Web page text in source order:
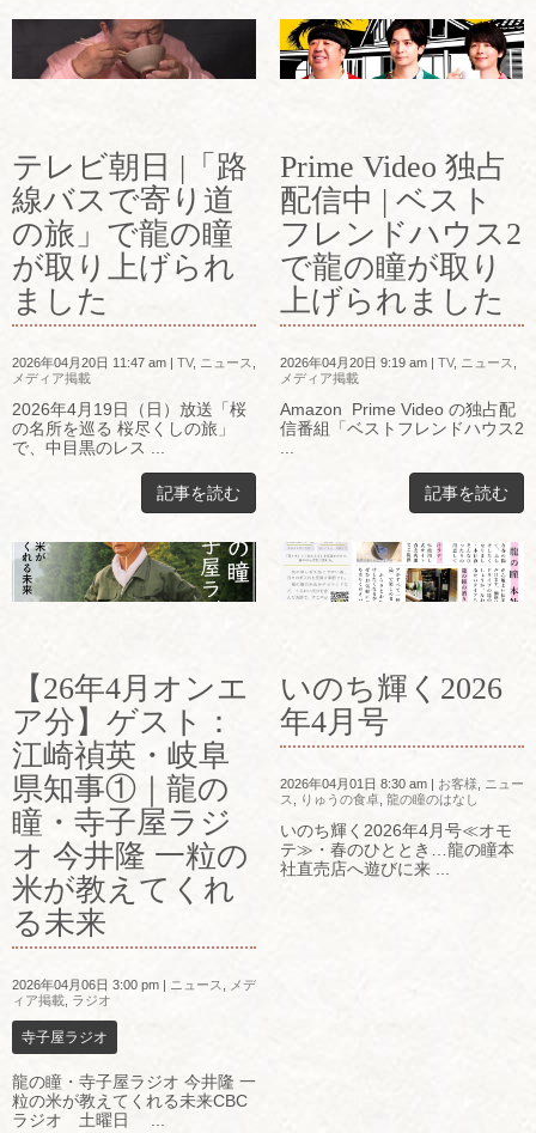
テレビ朝日 |「路
線バスで寄り道
の旅」で龍の瞳
が取り上げられ
ました
2026年04月20日 11:47 am | TV, ニュース
メディア掲載
2026年4月19日（日）放送「桜
の名所を巡る 桜尽くしの旅」
で、中目黒のレス ...
記事を読む
Prime Video 独占
配信中 | ベスト
フレンドハウス2
で龍の瞳が取り
上げられました
2026年04月20日 9:19 am | TV, ニュース
メディア掲載
Amazon Prime Video の独占配
信番組「ベストフレンドハウス2
記事を読む
【26年4月オンエ
ア分】ゲスト：
江崎禎英・岐阜
県知事①｜龍の
瞳・寺子屋ラジ
オ 今井隆 一粒の
米が教えてくれ
る未来
2026年04月06日 3:00 pm ニュース, メデ
ィア掲載, ラジオ
寺子屋ラジオ
龍の瞳・寺子屋ラジオ 今井隆 一
粒の米が教えてくれる未来CBC
ラジオ 土曜日 ...
いのち輝く2026
年4月号
2026年04月01日 8:30 am お客様, ニュー
ス, りゅうの食卓, 龍の瞳のはなし
いのち輝く2026年4月号≪オモ
テ≫・春のひととき…龍の瞳本
社直売店へ遊びに来 ...